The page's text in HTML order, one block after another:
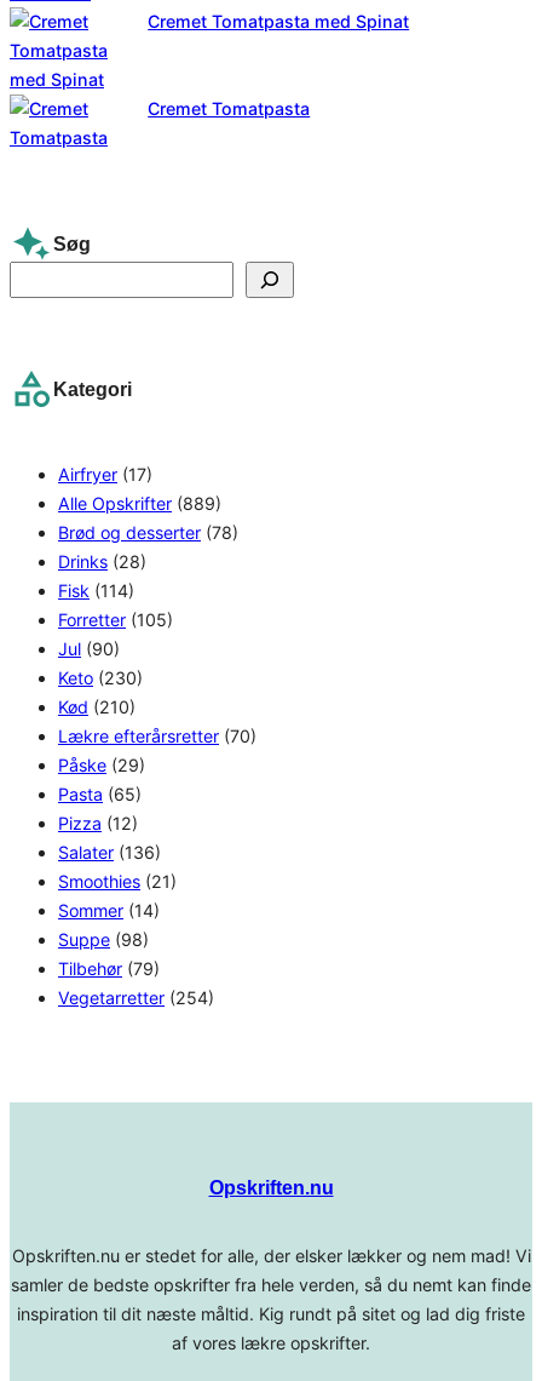
Cremet Tomatpasta med Spinat
Cremet Tomatpasta
Søg
e
c
Kategori
Airfryer (17)
Alle Opskrifter (889)
Brød og desserter (78)
Drinks (28)
Fisk (114)
Forretter (105)
Jul (90)
Keto (230)
Kød (210)
Lækre efterårsretter (70)
Påske (29)
Pasta (65)
Pizza (12)
Salater (136)
Smoothies (21)
Sommer (14)
Suppe (98)
Tilbehør (79)
Vegetarretter (254)
Opskriften.nu
Opskriften.nu er stedet for alle, der elsker lækker og nem mad! Vi
samler de bedste opskrifter fra hele verden, så du nemt kan finde
inspiration til dit næste måltid. Kig rundt på sitet og lad dig friste
af vores lækre opskrifter.